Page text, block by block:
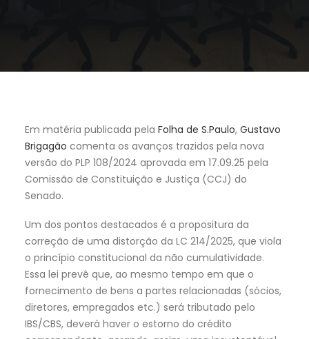
Em matéria publicada pela Folha de S.Paulo, Gustavo
Brigagão comenta os avanços trazidos pela nova
versão do PLP 108/2024 aprovada em 17.09.25 pela
Comissão de Constituição e Justiça (CCJ) do
Senado.
Um dos pontos destacados é a propositura da
correção de uma distorção da LC 214/2025, que viola
o princípio constitucional da não cumulatividade.
Essa lei prevê que, ao mesmo tempo em que o
fornecimento de bens a partes relacionadas (sócios,
diretores, empregados etc.) será tributado pelo
IBS/CBS, deverá haver o estorno do crédito